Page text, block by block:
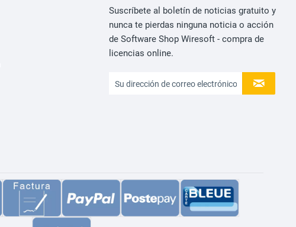
Suscríbete al boletín de noticias gratuito y
nunca te pierdas ninguna noticia o acción
de Software Shop Wiresoft - compra de
licencias online.